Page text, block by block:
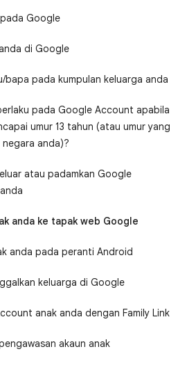
Google
di Google
bapa pada kumpulan keluarga anda
pada Google Account apabila
umur 13 tahun (atau umur yang
anda)?
atau padamkan Google
anda ke tapak web Google
anda pada peranti Android
keluarga di Google
anak anda dengan Family Link
akaun anak